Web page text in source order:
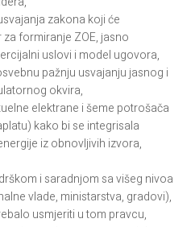
zakona koji će
formiranje ZOE, jasno
uslovi i model ugovora,
pažnju usvajanju jasnog i
okvira,
elektrane i šeme potrošača
kako bi se integrisala
iz obnovljivih izvora,
i saradnjom sa višeg nivoa
vlade, ministarstva, gradovi),
usmjeriti u tom pravcu,